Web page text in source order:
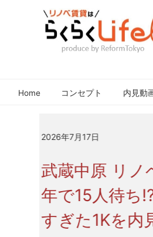
ベ
貸
ら
く
ら
く
Life
ベ
ー
シ
ョ
ン
Home コンセプト 内見動
2026年7月2日
武蔵中原 リ
て世代 即決
賃貸を内見♪